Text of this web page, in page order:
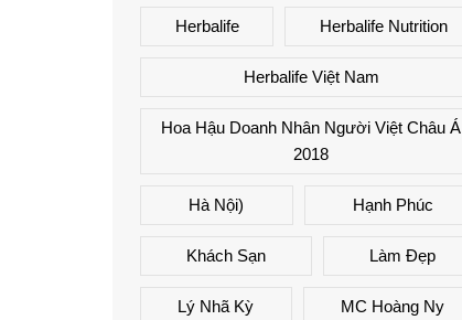
Herbalife Herbalife Nutrition
Herbalife Việt Nam
Hoa Hậu Doanh Nhân Người Việt Châu Á
2018
Hà Nội) Hạnh Phúc
Khách Sạn Làm Đẹp
Lý Nhã Kỳ MC Hoàng Ny